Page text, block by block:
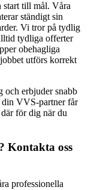
start till mål. Våra
ständigt sin
Vi tror på tydlig
tydliga offerter
obehagliga
utförs korrekt
erbjuder snabb
din VVS-partner får
för dig när du
Kontakta oss
professionella